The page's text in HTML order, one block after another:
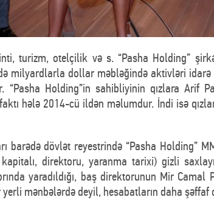
turizm, otelçilik və s. “Pasha Holding”
milyardlarla dollar məbləğində aktivləri
Holding”in sahibliyinin qızlara Arif
hələ 2014-cü ildən məlumdur. İndi isə
barədə dövlət reyestrində “Pasha Holding”
direktoru, yaranma tarixi) gizli
yaradıldığı, baş direktorunun Mir
mənbələrdə deyil, hesabatların daha şəffaf